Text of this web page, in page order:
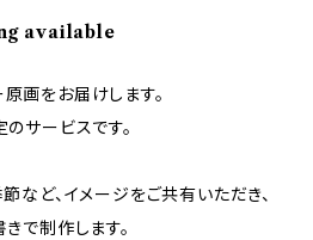
available
画をお届けします。
サービスです。
など、イメージをご共有いただき、
で制作します。